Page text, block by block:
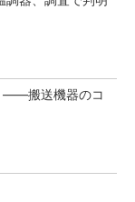
――搬送機器のコ